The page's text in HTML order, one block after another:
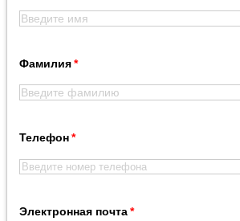
Фамилия
Телефон
Электронная почта